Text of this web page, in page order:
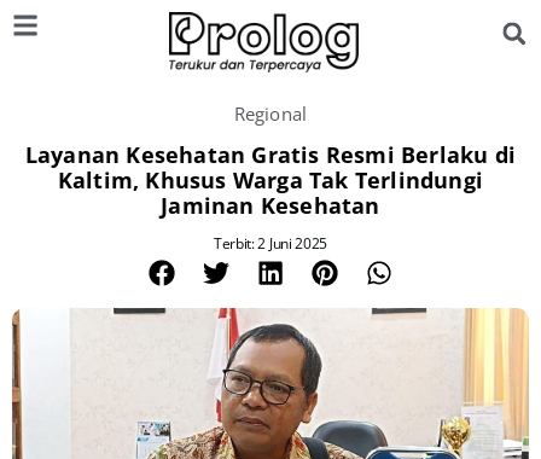
Regional
Layanan Kesehatan Gratis Resmi Berlaku di
Kaltim, Khusus Warga Tak Terlindungi
Jaminan Kesehatan
Terbit: 2 Juni 2025